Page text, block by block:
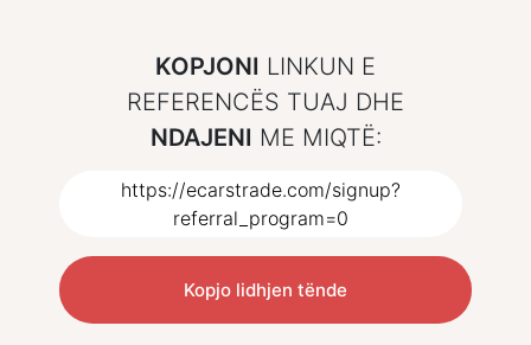
KOPJONI LINKUN E
REFERENCËS TUAJ DHE
NDAJENI ME MIQTË:
https://ecarstrade.com/signup?
referral_program=0
Kopjo lidhjen tënde